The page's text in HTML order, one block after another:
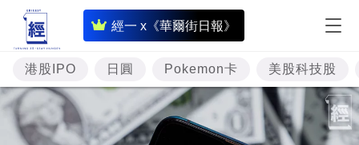
經一 x《華爾街日報》
即
時
財
經
專
題
港股IPO 日圓 Pokemon卡 美股科技股